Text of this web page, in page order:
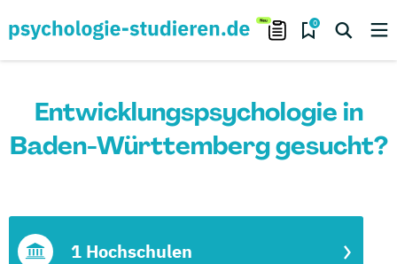
0
Entwicklungspsychologie in
Baden-Württemberg gesucht?
1 Hochschulen